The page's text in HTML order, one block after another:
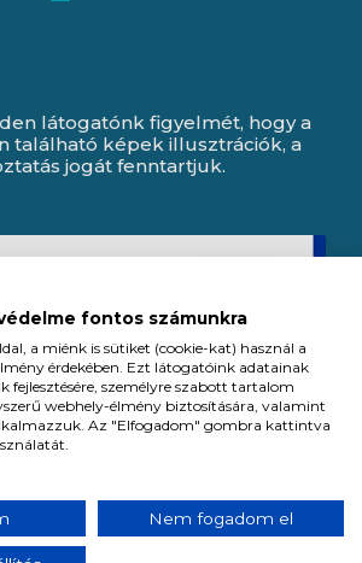
látogatónk figyelmét, hogy a
található képek illusztrációk, a
jogát fenntartjuk.
fenntartva. All rights reserved.
fontos számunkra
a miénk is sütiket (cookie-kat) használ a
érdekében. Ezt látogatóink adatainak
fejlesztésére, személyre szabott tartalom
webhely-élmény biztosítására, valamint
Az "Elfogadom" gombra kattintva
Nem fogadom el